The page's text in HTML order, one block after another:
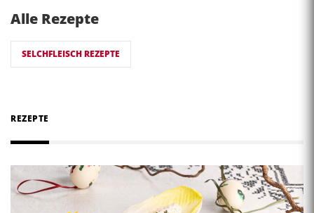
Alle Rezepte
SELCHFLEISCH REZEPTE
REZEPTE